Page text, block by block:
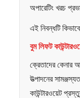
অপারেটিং খরচ
এই নিবন্ধটি
বুম লিফট
ক্রেতাদের কেনার
উত্পাদনের
কাউন্টারওয়েট